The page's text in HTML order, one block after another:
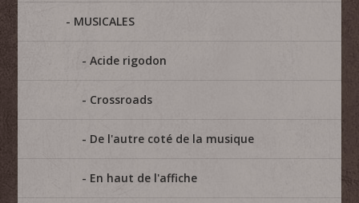
MUSICALES
Acide rigodon
Crossroads
De l'autre coté de la musique
En haut de l'affiche